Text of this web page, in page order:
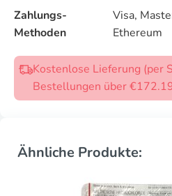
Zahlungs-
Methoden
Visa,
Ethereum
Kostenlose Lieferung (per
Bestellungen über
Ähnliche Produkte: